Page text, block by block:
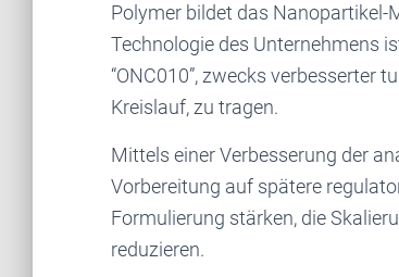
Polymer bildet das Nanopartikel-
Technologie des Unternehmens
“ONC010”, zwecks verbesserter
Kreislauf, zu tragen.
Mittels einer Verbesserung der
Vorbereitung auf spätere
Formulierung stärken, die
reduzieren.